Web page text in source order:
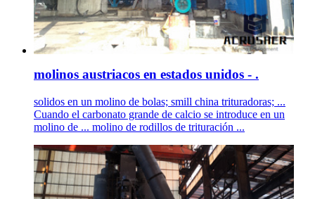
molinos austriacos en estados unidos - .
solidos en un molino de bolas; smill china trituradoras; ...
Cuando el carbonato grande de calcio se introduce en un
molino de ... molino de rodillos de trituración ...